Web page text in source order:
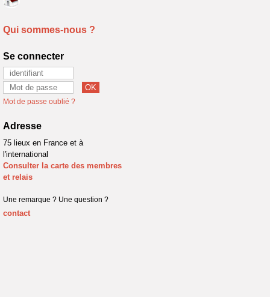
Qui sommes-nous ?
Se connecter
Mot de passe oublié ?
Adresse
75 lieux en France et à
l'international
Consulter la carte des membres
et relais
Une remarque ? Une question ?
contact